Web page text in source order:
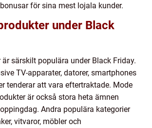
för sina mest lojala kunder.
under Black
särskilt populära under Black Friday.
TV-apparater, datorer, smartphones
tenderar att vara eftertraktade. Mode
är också stora heta ämnen
Andra populära kategorier
vitvaror, möbler och